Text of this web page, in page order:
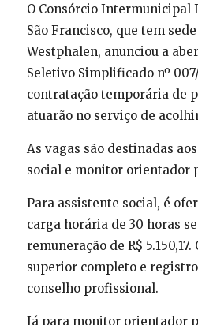
O Consórcio Intermunicipal
São Francisco, que tem
Westphalen, anunciou a
Seletivo Simplificado nº
contratação temporária de
atuarão no serviço de
As vagas são destinadas
social e monitor orientador
Para assistente social, é
carga horária de 30 horas
remuneração de R$
superior completo e
conselho profissional.
Já para monitor orientador